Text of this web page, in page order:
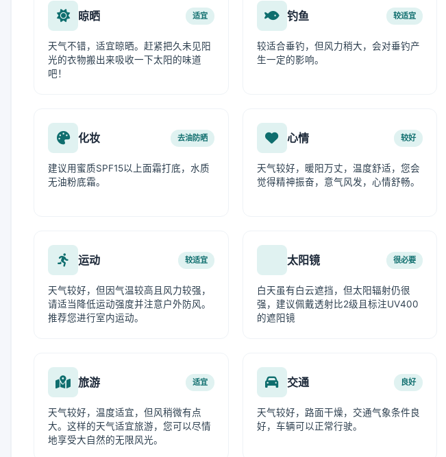
晾晒 适宜
天气不错，适宜晾晒。赶紧把久未见阳
光的衣物搬出来吸收一下太阳的味道
吧！
钓鱼 较适宜
较适合垂钓，但风力稍大，会对垂钓产
生一定的影响。
化妆 去油防晒
建议用蜜质SPF15以上面霜打底，水质
无油粉底霜。
心情 较好
天气较好，暖阳万丈，温度舒适，您会
觉得精神振奋，意气风发，心情舒畅。
运动 较适宜
天气较好，但因气温较高且风力较强，
请适当降低运动强度并注意户外防风。
推荐您进行室内运动。
太阳镜 很必要
白天虽有白云遮挡，但太阳辐射仍很
强，建议佩戴透射比2级且标注UV400
的遮阳镜
旅游 适宜
天气较好，温度适宜，但风稍微有点
大。这样的天气适宜旅游，您可以尽情
地享受大自然的无限风光。
交通 良好
天气较好，路面干燥，交通气象条件良
好，车辆可以正常行驶。